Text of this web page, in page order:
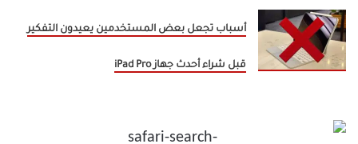
أسباب تجعل بعض المستخدمين يعيدون التفكير
قبل شراء أحدث جهاز iPad Pro